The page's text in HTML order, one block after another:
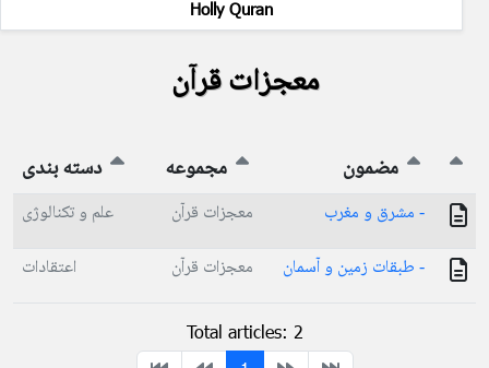
Holly Quran
معجزات قرآن
مضمون مجموعه دسته بندی
- مشرق و مغرب معجزات قرآن
علم و تکنالوژی
- طبقات زمین و آسمان
معجزات قرآن اعتقادات
Total articles: 2